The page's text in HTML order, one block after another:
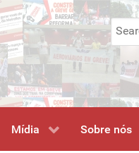
Search
for:
Mídia Sobre nós